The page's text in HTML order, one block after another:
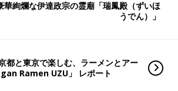
華絢爛な伊達政宗の霊廟「瑞鳳殿（ずいほ
うでん）」
都と東京で楽しむ、ラーメンとアー
Ramen UZU」 レポート